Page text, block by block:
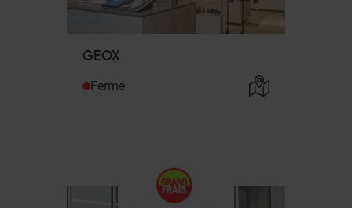
GEOX
Fermé